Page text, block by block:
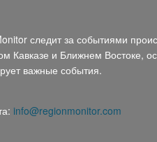
следит за событиями
Кавказе и Ближнем Востоке,
важные события.
info@regionmonitor.com